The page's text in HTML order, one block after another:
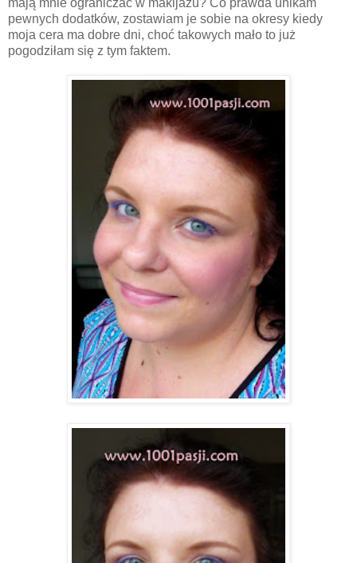
mają mnie ograniczać w makijażu? Co prawda unikam
pewnych dodatków, zostawiam je sobie na okresy kiedy
moja cera ma dobre dni, choć takowych mało to już
pogodziłam się z tym faktem.